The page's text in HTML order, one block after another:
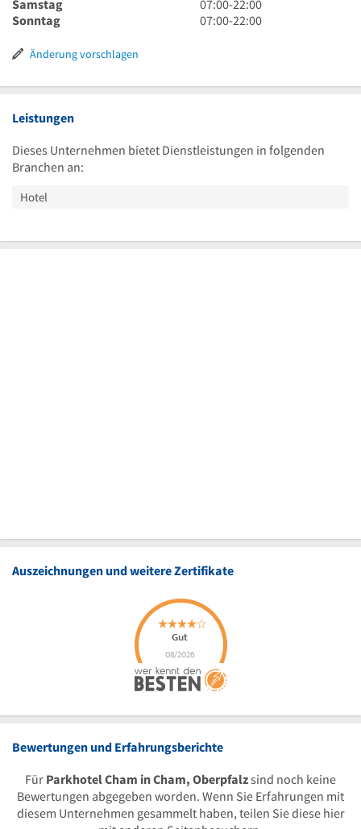
Uhr
22
Uhr
bis
22
Uhr
bis
Samstag
7
Uhr
07:00-22:00
Sonntag
7
Uhr
07:00-22:00
Änderung vorschlagen
Leistungen
Dieses Unternehmen bietet Dienstleistungen in folgenden
Branchen an:
Hotel
Auszeichnungen und weitere Zertifikate
Bewertungen und Erfahrungsberichte
Für Parkhotel Cham in Cham, Oberpfalzsind noch keine
Bewertungen abgegeben worden. Wenn Sie Erfahrungen mit
diesem Unternehmen gesammelt haben, teilen Sie diese hier